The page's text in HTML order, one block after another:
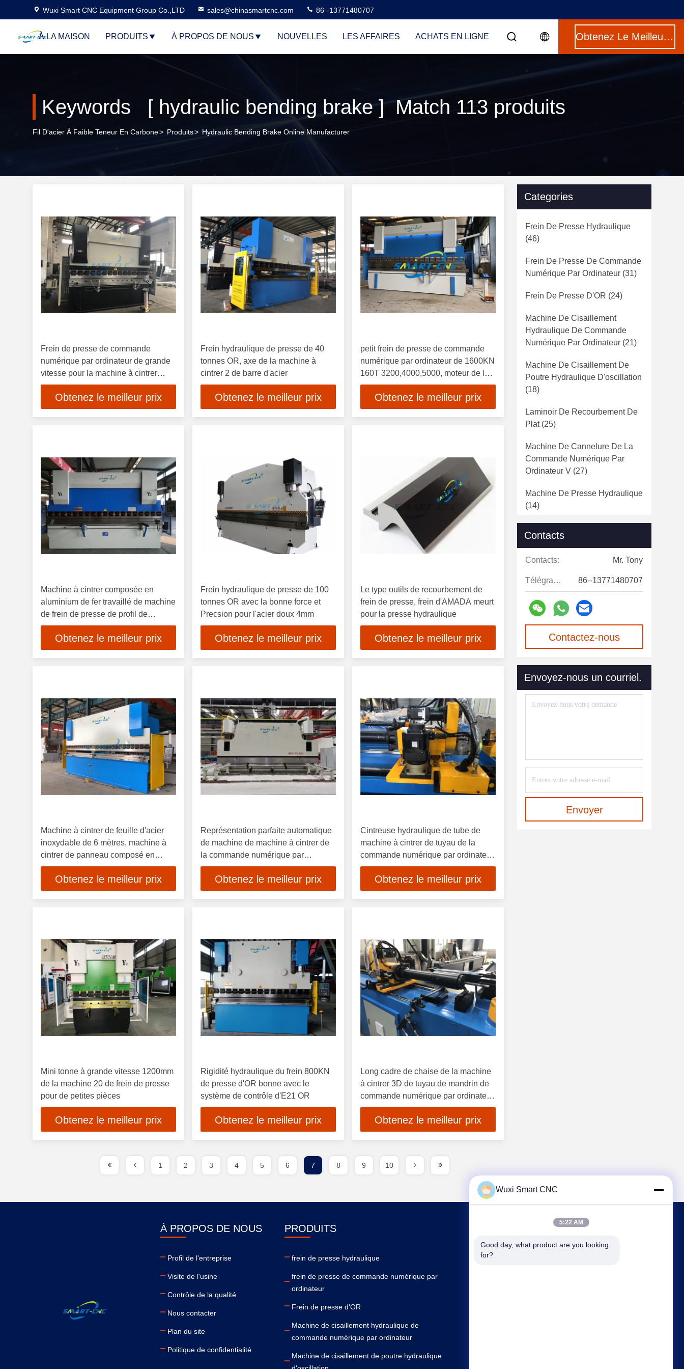
Wuxi Smart CNC Equipment Group Co.,LTD sales@chinasmartcnc.com 86--13771480707
À LA MAISON PRODUITS À PROPOS DE NOUS NOUVELLES LES AFFAIRES ACHATS EN LIGNE Obtenez Le Meilleur Prix
Keywords [ hydraulic bending brake ] Match 113 produits
Fil D'acier À Faible Teneur En Carbone> Produits> Hydraulic Bending Brake Online Manufacturer
Frein de presse de commande
numérique par ordinateur de grande
vitesse pour la machine à cintrer
d'acier inoxydable, de se plier et pour
6mmObtenez le meilleur prix
Frein hydraulique de presse de 40
tonnes OR, axe de la machine à
cintrer 2 de barre d'acier
Obtenez le meilleur prix
petit frein de presse de commande
numérique par ordinateur de 1600KN
160T 3200,4000,5000, moteur de la
machine 11KW de frein en métal de
commande numérique par ordinateur
Obtenez le meilleur prix
Machine à cintrer composée en
aluminium de fer travaillé de machine
de frein de presse de profil de
panneau
Obtenez le meilleur prix
Frein hydraulique de presse de 100
tonnes OR avec la bonne force et
Precsion pour l'acier doux 4mm
Obtenez le meilleur prix
Le type outils de recourbement de
frein de presse, frein d'AMADA meurt
pour la presse hydraulique
Obtenez le meilleur prix
Machine à cintrer de feuille d'acier
inoxydable de 6 mètres, machine à
cintrer de panneau composé en
aluminium
Obtenez le meilleur prix
Représentation parfaite automatique
de machine de machine à cintrer de
la commande numérique par
ordinateur 400T bonne
Obtenez le meilleur prix
Cintreuse hydraulique de tube de
machine à cintrer de tuyau de la
commande numérique par ordinateur
3d automatique
Obtenez le meilleur prix
Mini tonne à grande vitesse 1200mm
de la machine 20 de frein de presse
pour de petites pièces
Obtenez le meilleur prix
Rigidité hydraulique du frein 800KN
de presse d'OR bonne avec le
système de contrôle d'E21 OR
Obtenez le meilleur prix
Long cadre de chaise de la machine
à cintrer 3D de tuyau de mandrin de
commande numérique par ordinateur
de gorge
Obtenez le meilleur prix
Categories
Frein De Presse Hydraulique
(46)
Frein De Presse De Commande
Numérique Par Ordinateur (31)
Frein De Presse D'OR (24)
Machine De Cisaillement
Hydraulique De Commande
Numérique Par Ordinateur (21)
Machine De Cisaillement De
Poutre Hydraulique D'oscillation
(18)
Laminoir De Recourbement De
Plat(25)
Machine De Cannelure De La
Commande Numérique Par
Ordinateur V (27)
Machine De Presse Hydraulique
(14)
Presse De Puissance
Poinçonneuse De Tourelle De
Commande Numérique Par
Ordinateur
Découpeuse De Laser De Fibre
Chaîne De Production De
Polonais Léger(22)
Machine À Cintrer De Profil
Coupé À La Longueur De Ligne
(10)
Machine De Soudure Laser De
Contacts
Contacts: Mr. Tony
Télégramme: 86--13771480707
Contactez-nous
Envoyez-nous un courriel.
Envoyer
1 2 3 4 5 6 7 8 9 10
À PROPOS DE NOUS
Profil de l'entreprise
Visite de l'usine
Contrôle de la qualité
Nous contacter
Plan du site
Politique de confidentialité
PRODUITS
frein de presse hydraulique
frein de presse de commande numérique par
ordinateur
Frein de presse d'OR
Machine de cisaillement hydraulique de
commande numérique par ordinateur
Machine de cisaillement de poutre hydraulique
NOUS CONTACTER
sales@chinasmartcnc.com
Wuxi Smart CNC
5:22 AM
Good day, what product are you looking
for?